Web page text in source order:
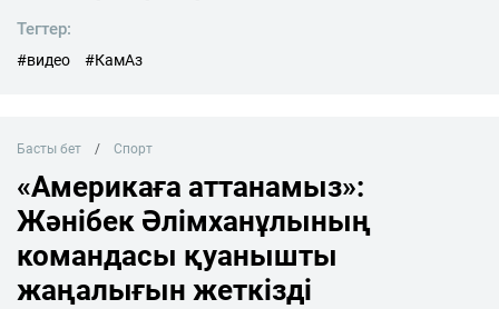
Тегтер:
#видео #КамАз
Басты бет Спорт
«Америкаға аттанамыз»:
Жәнібек Әлімханұлының
командасы қуанышты
жаңалығын жеткізді